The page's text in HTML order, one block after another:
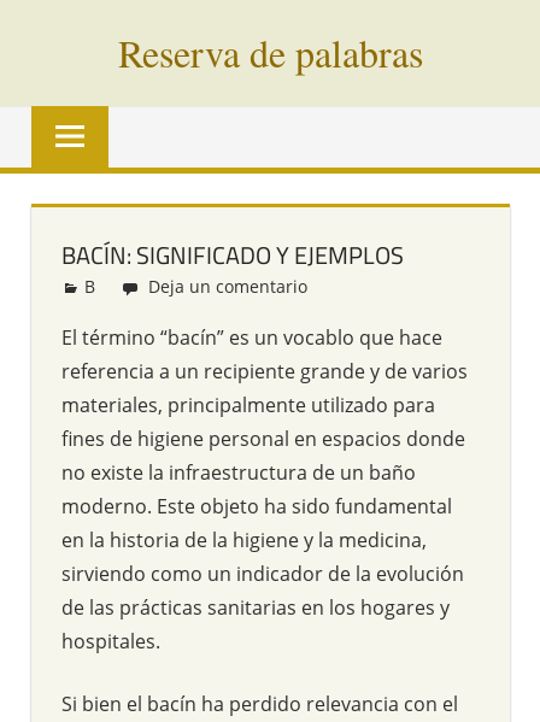
Reserva de palabras
Palabras
vías
todo
mundo
BACÍN: SIGNIFICADO Y EJEMPLOS
Redacción
B Deja un comentario
El término “bacín” es un vocablo que hace
referencia a un recipiente grande y de varios
materiales, principalmente utilizado para
fines de higiene personal en espacios donde
no existe la infraestructura de un baño
moderno. Este objeto ha sido fundamental
en la historia de la higiene y la medicina,
sirviendo como un indicador de la evolución
de las prácticas sanitarias en los hogares y
hospitales.
Si bien el bacín ha perdido relevancia con el